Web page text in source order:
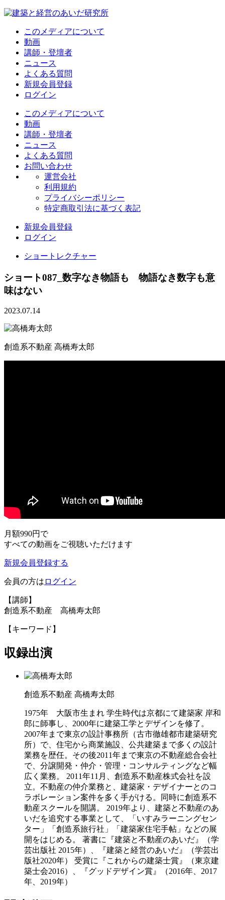
このメディアについて
動画
講師・登壇者
ニュース
よくある質問
新規会員登録
ログイン
このメディアについて
動画
講師・登壇者
ニュース
よくある質問
お問い合わせ
運営会社
利用規約
プライバシーポリシー
特定商取引法に基づく表記
新規会員登録
ログイン
ショートレクチャー
ショート087_数字なき物語も 物語なき数字も意
味はない
2023.07.14
創造系不動産 高橋寿太郎
月額990円 で
すべての動画をご視聴いただけます
新規会員登録する
会員の方は ログイン
【講師】
創造系不動産 高橋寿太郎
【キーワード】
収録出演
創造系不動産 高橋寿太郎
1975年 大阪市生まれ 学生時代は京都にて建築家 岸和
郎に師事し、2000年に建築工学とデザインを修了。
2007年まで東京の設計事務所（古市徹雄都市建築研究
所）で、住宅から商業施設、公共建築まで多くの設計
業務を歴任。その後2011年まで東京の不動産総合会社
で、分譲開発・仲介・管理・コンサルティングなど幅
広く業務。 2011年11月、創造系不動産株式会社を設
立。不動産の仲介業務と、建築家・デザイナーとのコ
ラボレーション案件を多く手がける。同時に創造系不
動産スクールを開講。 2019年より、建築と不動産のあ
いだを追究する事業として、「いすみラーニングセン
ター」「創造系旅行社」「建築家住宅手帖」などの展
開をはじめる。 著書に『建築と不動産のあいだ』（学
芸出版社 2015年）、『建築と経営のあいだ』（学芸出
版社2020年） 受賞に『これからの建築士賞』（東京建
築士会2016）、『グッドデザイン賞』（2016年、2017
年、2019年）